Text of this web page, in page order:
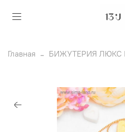
Главная БИЖУТЕРИЯ ЛЮКС